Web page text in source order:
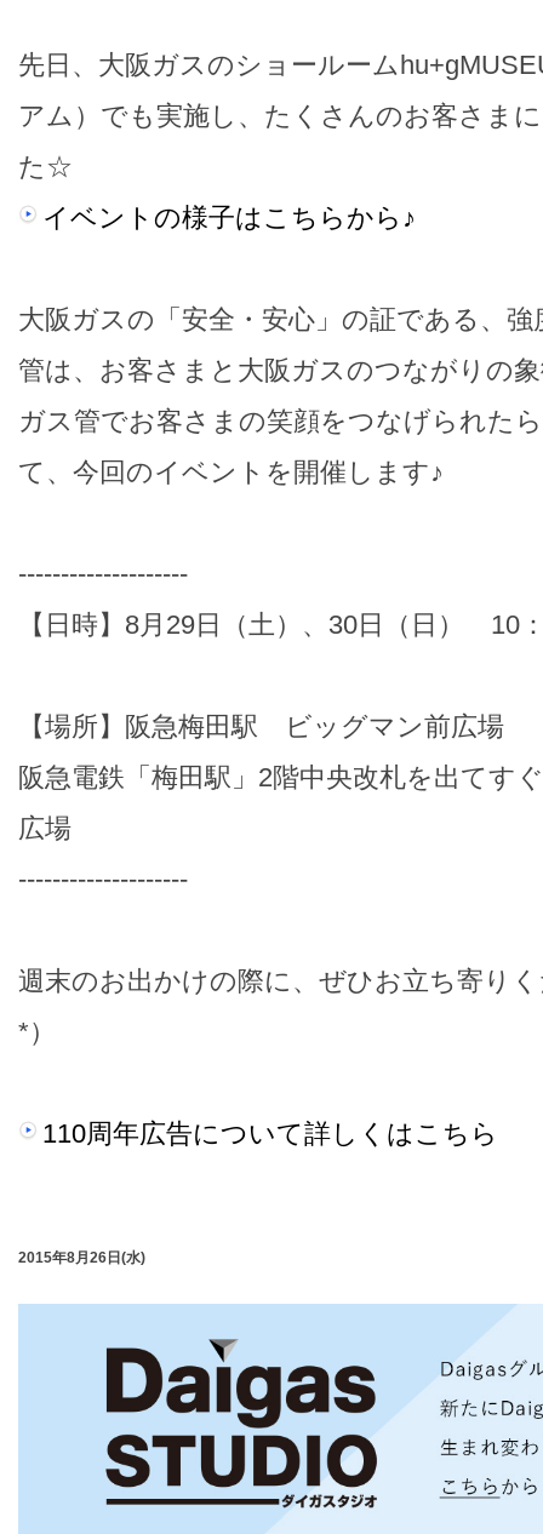
先日、大阪ガスのショールーム
アム）でも実施し、たくさんのお客さま
た☆
イベントの様子はこちらから♪
大阪ガスの「安全・安心」の証である、
管は、お客さまと大阪ガスのつながりの
ガス管でお客さまの笑顔をつなげられた
て、今回のイベントを開催します♪
--------------------
【日時】8月29日（土）、30日（日） 10
【場所】阪急梅田駅 ビッグマン前広場
阪急電鉄「梅田駅」2階中央改札を出て
広場
--------------------
週末のお出かけの際に、ぜひお立ち寄り
*）
110周年広告について詳しくはこちら
2015年8月26日(水)